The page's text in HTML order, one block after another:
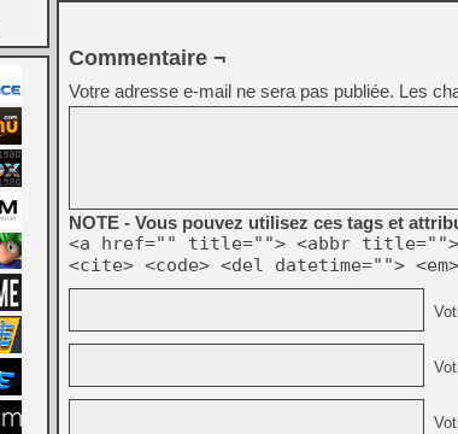
Commentaire ¬
Votre adresse e-mail ne sera pas publiée. Les
NOTE - Vous pouvez utilisez ces tags et
<a href="" title=""> <abbr title="">
<cite> <code> <del datetime="">